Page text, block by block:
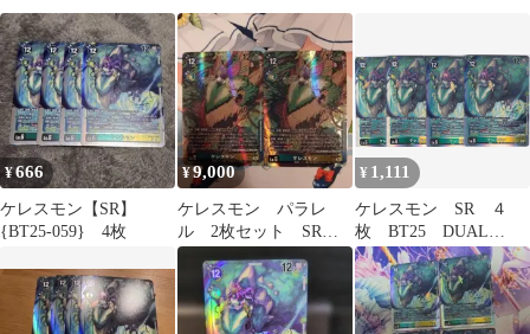
¥666
ケレスモン【SR】
{BT25-059} 4枚
¥9,000
ケレスモン パラレ
ル 2枚セット SR
BT25 デジモンカード
¥ 1,111
ケレスモン SR ４
枚 BT25 DUAL
REVOLUTION デジモ
ンカードゲーム ちゅ
うてつ 059